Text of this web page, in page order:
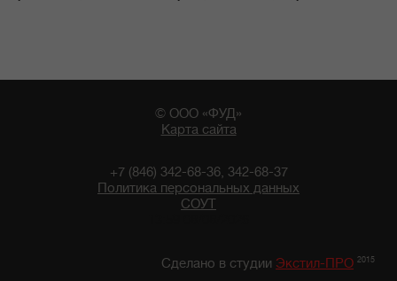
© ООО «ФУД»
Карта сайта
+7 (846) 342-68-36, 342-68-37
Политика персональных данных
СОУТ
Сделано в студии Экстил-ПРО 2015